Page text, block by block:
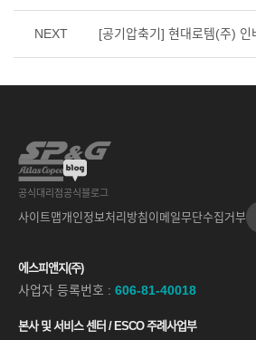
NEXT [공기압축기] 현대로템(주) 인
공식대리점공식블로그
사이트맵개인정보처리방침 이메일무단수집거부
에스피앤지(주)
사업자 등록번호 : 606-81-40018
본사 및 서비스 센터 / ESCO 주례사업부